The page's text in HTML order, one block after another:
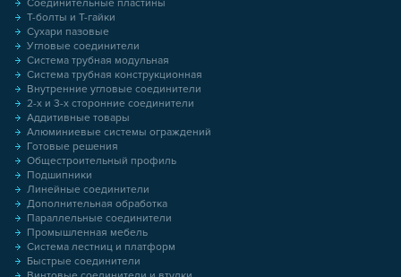
Соединительные пластины
Т-болты и Т-гайки
Сухари пазовые
Угловые соединители
Система трубная модульная
Система трубная конструкционная
Внутренние угловые соединители
2-х и 3-х сторонние соединители
Аддитивные товары
Алюминиевые системы ограждений
Готовые решения
Общестроительный профиль
Подшипники
Линейные соединители
Дополнительная обработка
Параллельные соединители
Промышленная мебель
Система лестниц и платформ
Быстрые соединители